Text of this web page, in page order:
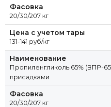
Фасовка
20/30/207 кг
Цена с учетом тары
131-141 руб/кг
Наименование
Пропиленгликоль 65% (ВПР-
присадками
Фасовка
20/30/207 кг